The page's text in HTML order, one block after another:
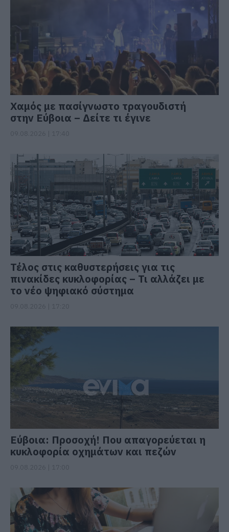
Χαμός με πασίγνωστο τραγουδιστή
στην Εύβοια – Δείτε τι έγινε
Τέλος στις καθυστερήσεις για τις
πινακίδες κυκλοφορίας – Τι αλλάζει με
το νέο ψηφιακό σύστημα
Εύβοια: Προσοχή! Που απαγορεύεται η
κυκλοφορία οχημάτων και πεζών